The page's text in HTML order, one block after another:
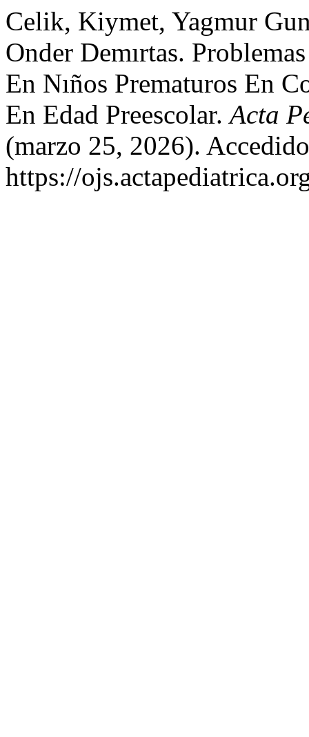
Celik, Kiymet, Yagmur
Onder Demırtas.
En Nıños Prematuros En
En Edad Preescolar.Acta
(marzo 25, 2026).
https://